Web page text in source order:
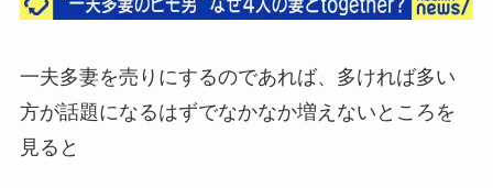
一夫多妻を売りにするのであれば、多ければ多い
方が話題になるはずでなかなか増えないところを
見ると